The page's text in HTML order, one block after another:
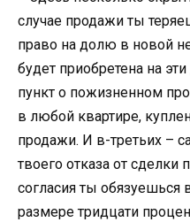
случае продажи ты
право на долю в новой
будет приобретена на
пункт о пожизненном
в любой квартире,
продажи. И в-третьих –
твоего отказа от сделки
согласия ты обязуешься
размере тридцати